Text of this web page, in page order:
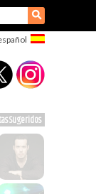
⚲
Sugeridos